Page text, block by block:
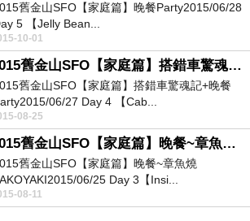
舊金山SFO【家庭篇】晚餐Party2015/06/28
5 【Jelly Bean...
10-01
2015舊金山SFO【家庭篇】搭錯車驚魂記+晚餐Party
舊金山SFO【家庭篇】搭錯車驚魂記+晚餐
06/27 Day 4 【Cab...
08-25
2015舊金山SFO【家庭篇】晚餐~章魚燒TAKOYAKI
舊金山SFO【家庭篇】晚餐~章魚燒
06/25 Day 3【Insi...
08-11